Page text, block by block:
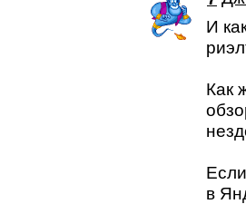
И
Как
в